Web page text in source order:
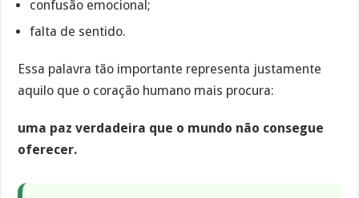
confusão emocional;
falta de sentido.
Essa palavra tão importante representa justamente
aquilo que o coração humano mais procura:
uma paz verdadeira que o mundo não consegue
oferecer.